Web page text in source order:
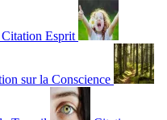
Citation Esprit
sur la Conscience